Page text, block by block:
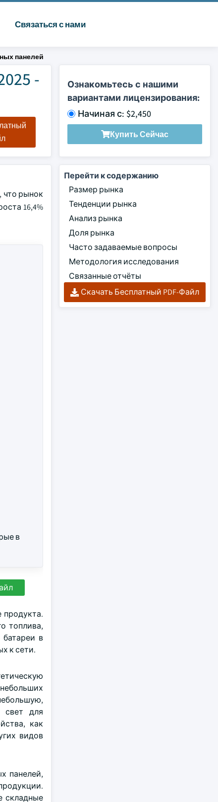
Связаться с нами
панелей
-
Ознакомьтесь с нашими
вариантами лицензирования:
Начиная с: $2,450
Купить Сейчас
что рынок
16,4%
в
продукта.
топлива,
в
к сети.
свет для
как
видов
панелей,
складные
Перейти к содержанию
Размер рынка
Тенденции рынка
Анализ рынка
Доля рынка
Часто задаваемые вопросы
Методология исследования
Связанные отчёты
Скачать Бесплатный PDF-Файл